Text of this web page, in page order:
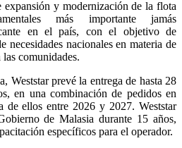
expansión y modernización de la flota
más importante jamás
en el país, con el objetivo de
necesidades nacionales en materia de
comunidades.
Weststar prevé la entrega de hasta 28
en una combinación de pedidos en
de ellos entre 2026 y 2027. Weststar
de Malasia durante 15 años,
específicos para el operador.